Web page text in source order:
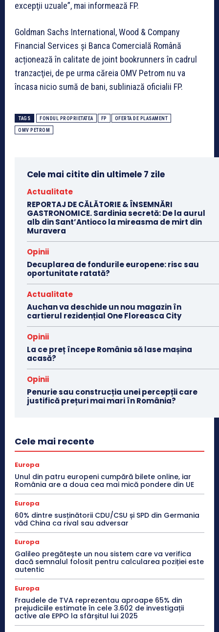
excepţii uzuale”, mai informează FP.
Goldman Sachs International, Wood & Company
Financial Services şi Banca Comercială Română
acționează în calitate de joint bookrunners în cadrul
tranzacţiei, de pe urma căreia OMV Petrom nu va
încasa nicio sumă de bani, subliniază oficialii FP.
TAGS FONDUL PROPRIETATEA FP OFERTA DE PLASAMENT
OMV PETROM
Cele mai citite din ultimele 7 zile
Actualitate
REPORTAJ DE CĂLĂTORIE & ÎNSEMNĂRI
GASTRONOMICE. Sardinia secretă: De la aurul
alb din Sant’Antioco la mireasma de mirt din
Muravera
Opinii
Decuplarea de fondurile europene: risc sau
oportunitate ratată?
Actualitate
Auchan va deschide un nou magazin în
cartierul rezidențial One Floreasca City
Opinii
La ce preț începe România să lase mașina
acasă?
Opinii
Penurie sau construcția unei percepții care
justifică prețuri mai mari în România?
Cele mai recente
Europa
Unul din patru europeni cumpără bilete online, iar
România are a doua cea mai mică pondere din UE
Europa
60% dintre susținătorii CDU/CSU și SPD din Germania
văd China ca rival sau adversar
Europa
Galileo pregătește un nou sistem care va verifica
dacă semnalul folosit pentru calcularea poziției este
autentic
Europa
Fraudele de TVA reprezentau aproape 65% din
prejudiciile estimate în cele 3.602 de investigații
active ale EPPO la sfârșitul lui 2025